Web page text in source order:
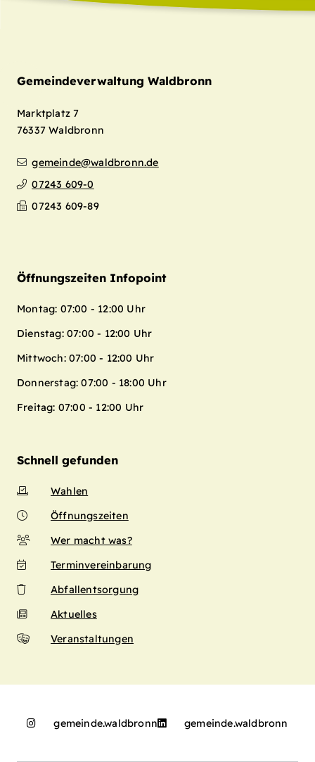
Gemeindeverwaltung Waldbronn
Marktplatz 7
76337 Waldbronn
gemeinde@waldbronn.de
07243 609-0
07243 609-89
Öffnungszeiten Infopoint
Montag: 07:00 - 12:00 Uhr
Dienstag: 07:00 - 12:00 Uhr
Mittwoch: 07:00 - 12:00 Uhr
Donnerstag: 07:00 - 18:00 Uhr
Freitag: 07:00 - 12:00 Uhr
Schnell gefunden
Wahlen
Öffnungszeiten
Wer macht was?
Terminvereinbarung
Abfallentsorgung
Aktuelles
Veranstaltungen
gemeinde.waldbronn gemeinde.waldbronn